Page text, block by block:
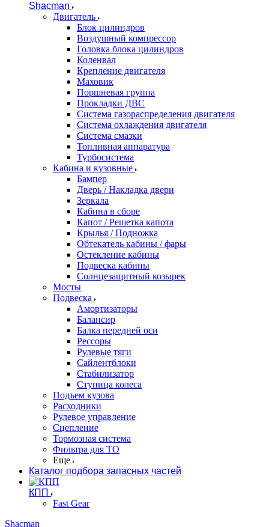
Shacman
Двигатель
Блок цилиндров
Воздушный компрессор
Головка блока цилиндров
Коленвал
Крепление двигателя
Маховик
Поршневая группа
Прокладки ДВС
Система газораспределения двигателя
Система охлаждения двигателя
Система смазки
Топливная аппаратура
Турбосистема
Кабина и кузовные
Бампер
Дверь / Накладка двери
Зеркала
Кабина в сборе
Капот / Решетка капота
Крылья / Подножка
Обтекатель кабины / фары
Остекление кабины
Подвеска кабины
Солнцезащитный козырек
Мосты
Подвеска
Амортизаторы
Балансир
Балка передней оси
Рессоры
Рулевые тяги
Сайлентблоки
Стабилизатор
Ступица колеса
Подъем кузова
Расходники
Рулевое управление
Сцепление
Тормозная система
Фильтра для ТО
Еще
Каталог подбора запасных частей
КПП
Fast Gear
Shacman